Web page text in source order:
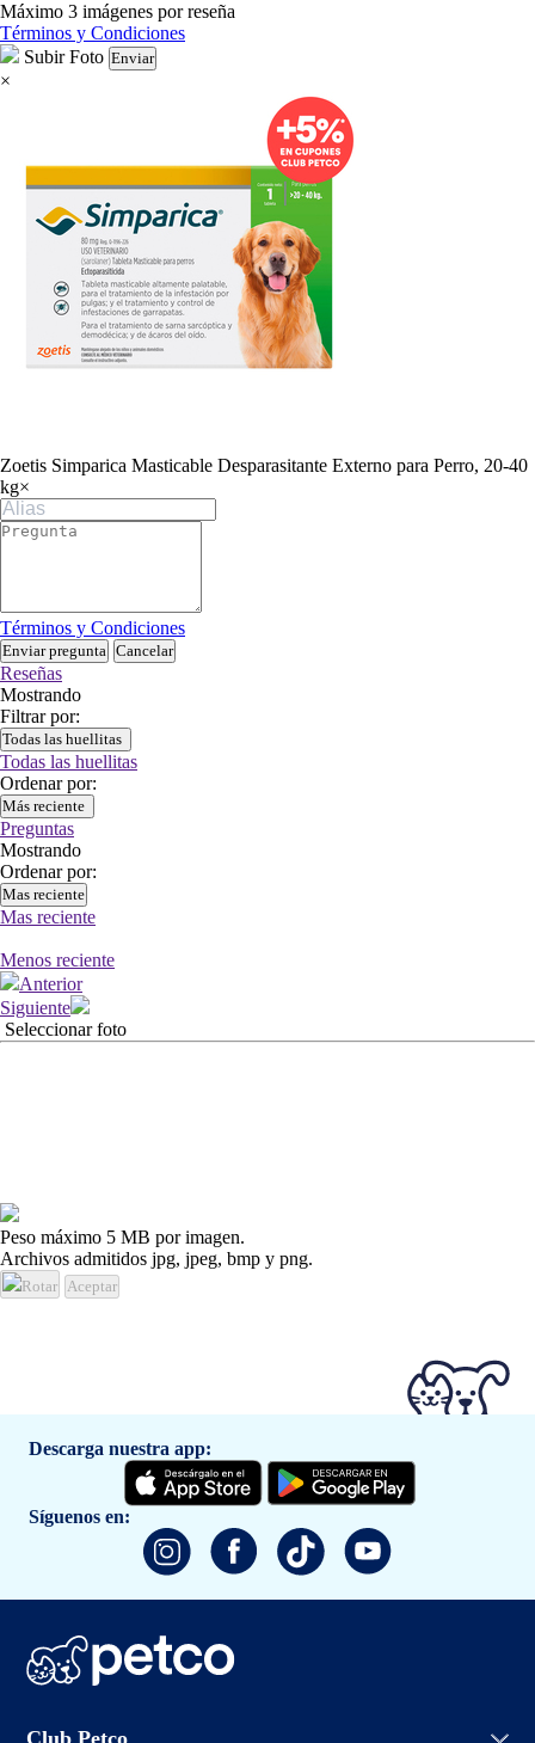
Máximo 3 imágenes por reseña
Términos y Condiciones
Subir Foto Enviar
×
Zoetis Simparica Masticable Desparasitante Externo para Perro, 20-40
kg×
Términos y Condiciones
Enviar pregunta Cancelar
Reseñas
Mostrando
Filtrar por:
Todas las huellitas
Todas las huellitas
Ordenar por:
Más reciente
Preguntas
Mostrando
Ordenar por:
Mas reciente
Mas reciente
Menos reciente
Anterior
Siguiente
Seleccionar foto
Peso máximo 5 MB por imagen.
Archivos admitidos jpg, jpeg, bmp y png.
Rotar Aceptar
Descarga nuestra app:
Síguenos en:
Club Petco
Iniciar sesión